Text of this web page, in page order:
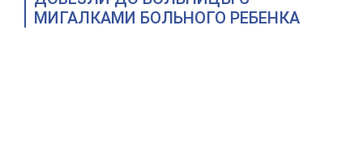
МИГАЛКАМИ БОЛЬНОГО РЕБЕНКА